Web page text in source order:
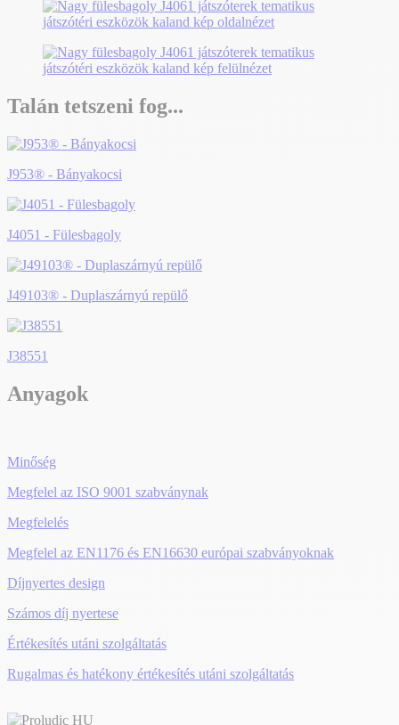
Talán tetszeni fog...
J953® - Bányakocsi
J4051 - Fülesbagoly
J49103® - Duplaszárnyú repülő
J38551
Anyagok
Minőség
Megfelel az ISO 9001 szabványnak
Megfelelés
Megfelel az EN1176 és EN16630 európai szabványoknak
Díjnyertes design
Számos díj nyertese
Értékesítés utáni szolgáltatás
Rugalmas és hatékony értékesítés utáni szolgáltatás